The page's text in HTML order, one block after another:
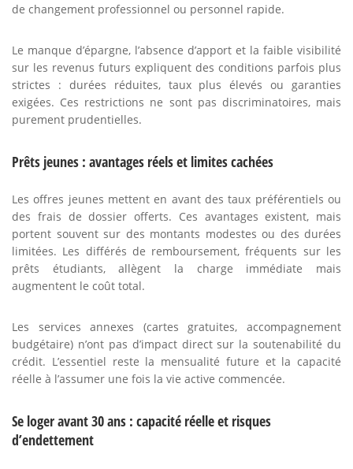
de changement professionnel ou personnel rapide.
Le manque d’épargne, l’absence d’apport et la faible visibilité
sur les revenus futurs expliquent des conditions parfois plus
strictes : durées réduites, taux plus élevés ou garanties
exigées. Ces restrictions ne sont pas discriminatoires, mais
purement prudentielles.
Prêts jeunes : avantages réels et limites cachées
Les offres jeunes mettent en avant des taux préférentiels ou
des frais de dossier offerts. Ces avantages existent, mais
portent souvent sur des montants modestes ou des durées
limitées. Les différés de remboursement, fréquents sur les
prêts étudiants, allègent la charge immédiate mais
augmentent le coût total.
Les services annexes (cartes gratuites, accompagnement
budgétaire) n’ont pas d’impact direct sur la soutenabilité du
crédit. L’essentiel reste la mensualité future et la capacité
réelle à l’assumer une fois la vie active commencée.
Se loger avant 30 ans : capacité réelle et risques
d’endettement